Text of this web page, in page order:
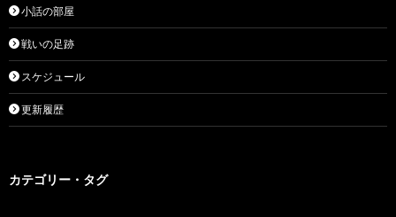
小話の部屋
戦いの足跡
スケジュール
更新履歴
カテゴリー・タグ